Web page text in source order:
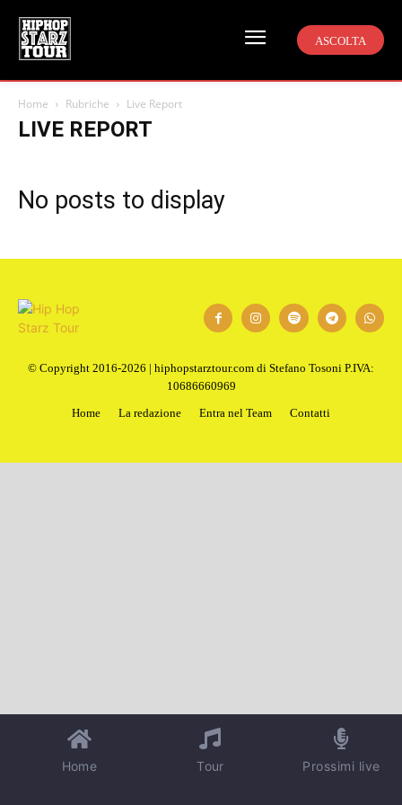
ASCOLTA
Home Rubriche Live Report
LIVE REPORT
No posts to display
© Copyright 2016-2026 | hiphopstarztour.com di Stefano Tosoni P.IVA:
10686660969
Home
La redazione Entra nel Team Contatti
Home Tour Prossimi live